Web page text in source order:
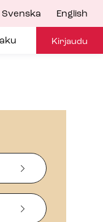
Svenska English
Kirjaudu